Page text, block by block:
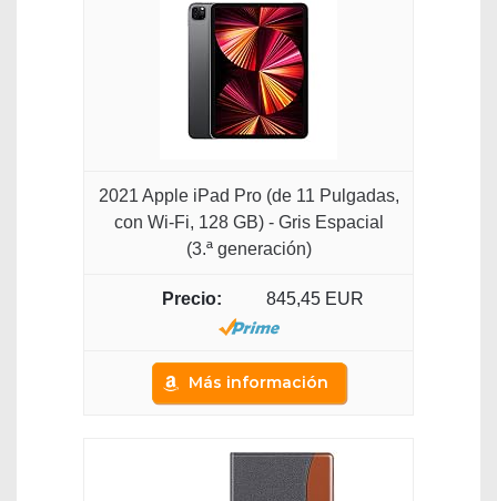
2021 Apple iPad Pro (de 11 Pulgadas,
con Wi-Fi, 128 GB) - Gris Espacial
(3.ª generación)
845,45 EUR
Más información